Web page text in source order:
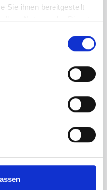
Sie ihnen bereitgestellt
Ihrer Nutzung der Dienste